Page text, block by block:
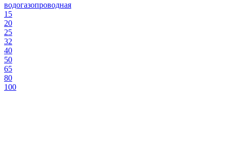
водогазопроводная
15
20
25
32
40
50
65
80
100